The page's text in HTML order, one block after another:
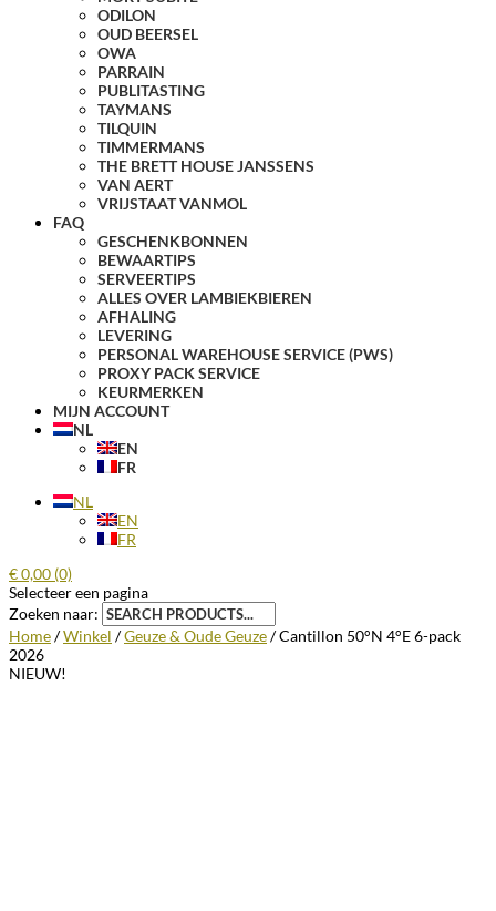
ODILON
OUD BEERSEL
OWA
PARRAIN
PUBLITASTING
TAYMANS
TILQUIN
TIMMERMANS
THE BRETT HOUSE JANSSENS
VAN AERT
VRIJSTAAT VANMOL
FAQ
GESCHENKBONNEN
BEWAARTIPS
SERVEERTIPS
ALLES OVER LAMBIEKBIEREN
AFHALING
LEVERING
PERSONAL WAREHOUSE SERVICE (PWS)
PROXY PACK SERVICE
KEURMERKEN
MIJN ACCOUNT
NL
EN
FR
NL
EN
FR
€0,00 (0)
Selecteer een pagina
Zoeken naar:
Home/Winkel /Geuze & Oude Geuze/ Cantillon 50°N 4°E 6-pack
2026
NIEUW!